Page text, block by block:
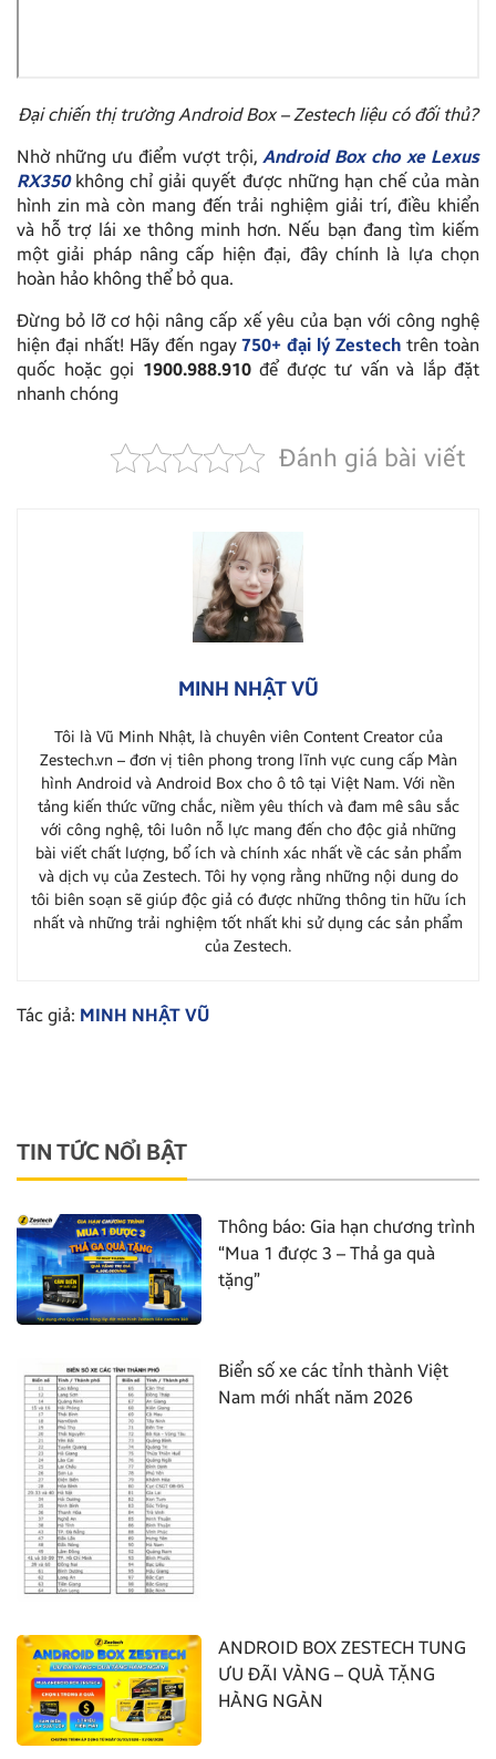
Đại chiến thị trường Android Box – Zestech liệu có đối thủ?
Nhờ những ưu điểm vượt trội, Android Box cho xe Lexus
RX350không chỉ giải quyết được những hạn chế của màn
hình zin mà còn mang đến trải nghiệm giải trí, điều khiển
và hỗ trợ lái xe thông minh hơn. Nếu bạn đang tìm kiếm
một giải pháp nâng cấp hiện đại, đây chính là lựa chọn
hoàn hảo không thể bỏ qua.
Đừng bỏ lỡ cơ hội nâng cấp xế yêu của bạn với công nghệ
hiện đại nhất! Hãy đến ngay750+ đại lý Zestech trên toàn
quốc hoặc gọi 1900.988.910để được tư vấn và lắp đặt
nhanh chóng
Đánh giá bài viết
MINH NHẬT VŨ
Tôi là Vũ Minh Nhật, là chuyên viên Content Creator của
Zestech.vn – đơn vị tiên phong trong lĩnh vực cung cấp Màn
hình Android và Android Box cho ô tô tại Việt Nam. Với nền
tảng kiến thức vững chắc, niềm yêu thích và đam mê sâu sắc
với công nghệ, tôi luôn nỗ lực mang đến cho độc giả những
bài viết chất lượng, bổ ích và chính xác nhất về các sản phẩm
và dịch vụ của Zestech. Tôi hy vọng rằng những nội dung do
tôi biên soạn sẽ giúp độc giả có được những thông tin hữu ích
nhất và những trải nghiệm tốt nhất khi sử dụng các sản phẩm
của Zestech.
Tác giả: MINH NHẬT VŨ
TIN TỨC NỔI BẬT
Thông báo: Gia hạn chương trình
“Mua 1 được 3 – Thả ga quà
tặng”
Biển số xe các tỉnh thành Việt
Nam mới nhất năm 2026
ANDROID BOX ZESTECH TUNG
ƯU ĐÃI VÀNG – QUÀ TẶNG
HÀNG NGÀN